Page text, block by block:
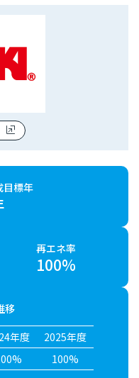
目標年
再エネ率
100%
移
年度
2025年度
100%